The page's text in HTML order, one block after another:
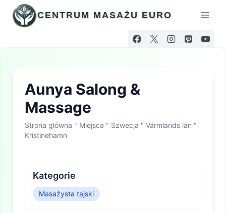
Przejdź
CENTRUM MASAŻU EURO
Aunya Salong &
Massage
Strona główna " Miejsca " Szwecja " Värmlands län "
Kristinehamn
Kategorie
Masażysta tajski